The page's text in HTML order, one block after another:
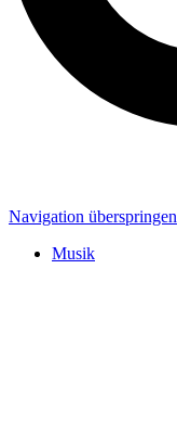
Navigation überspringen
Musik